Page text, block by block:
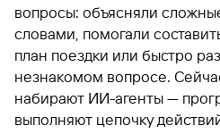
вопросы: объясняли
словами, помогали
план поездки или быстро
незнакомом вопросе.
набирают ИИ-агенты —
выполняют цепочку